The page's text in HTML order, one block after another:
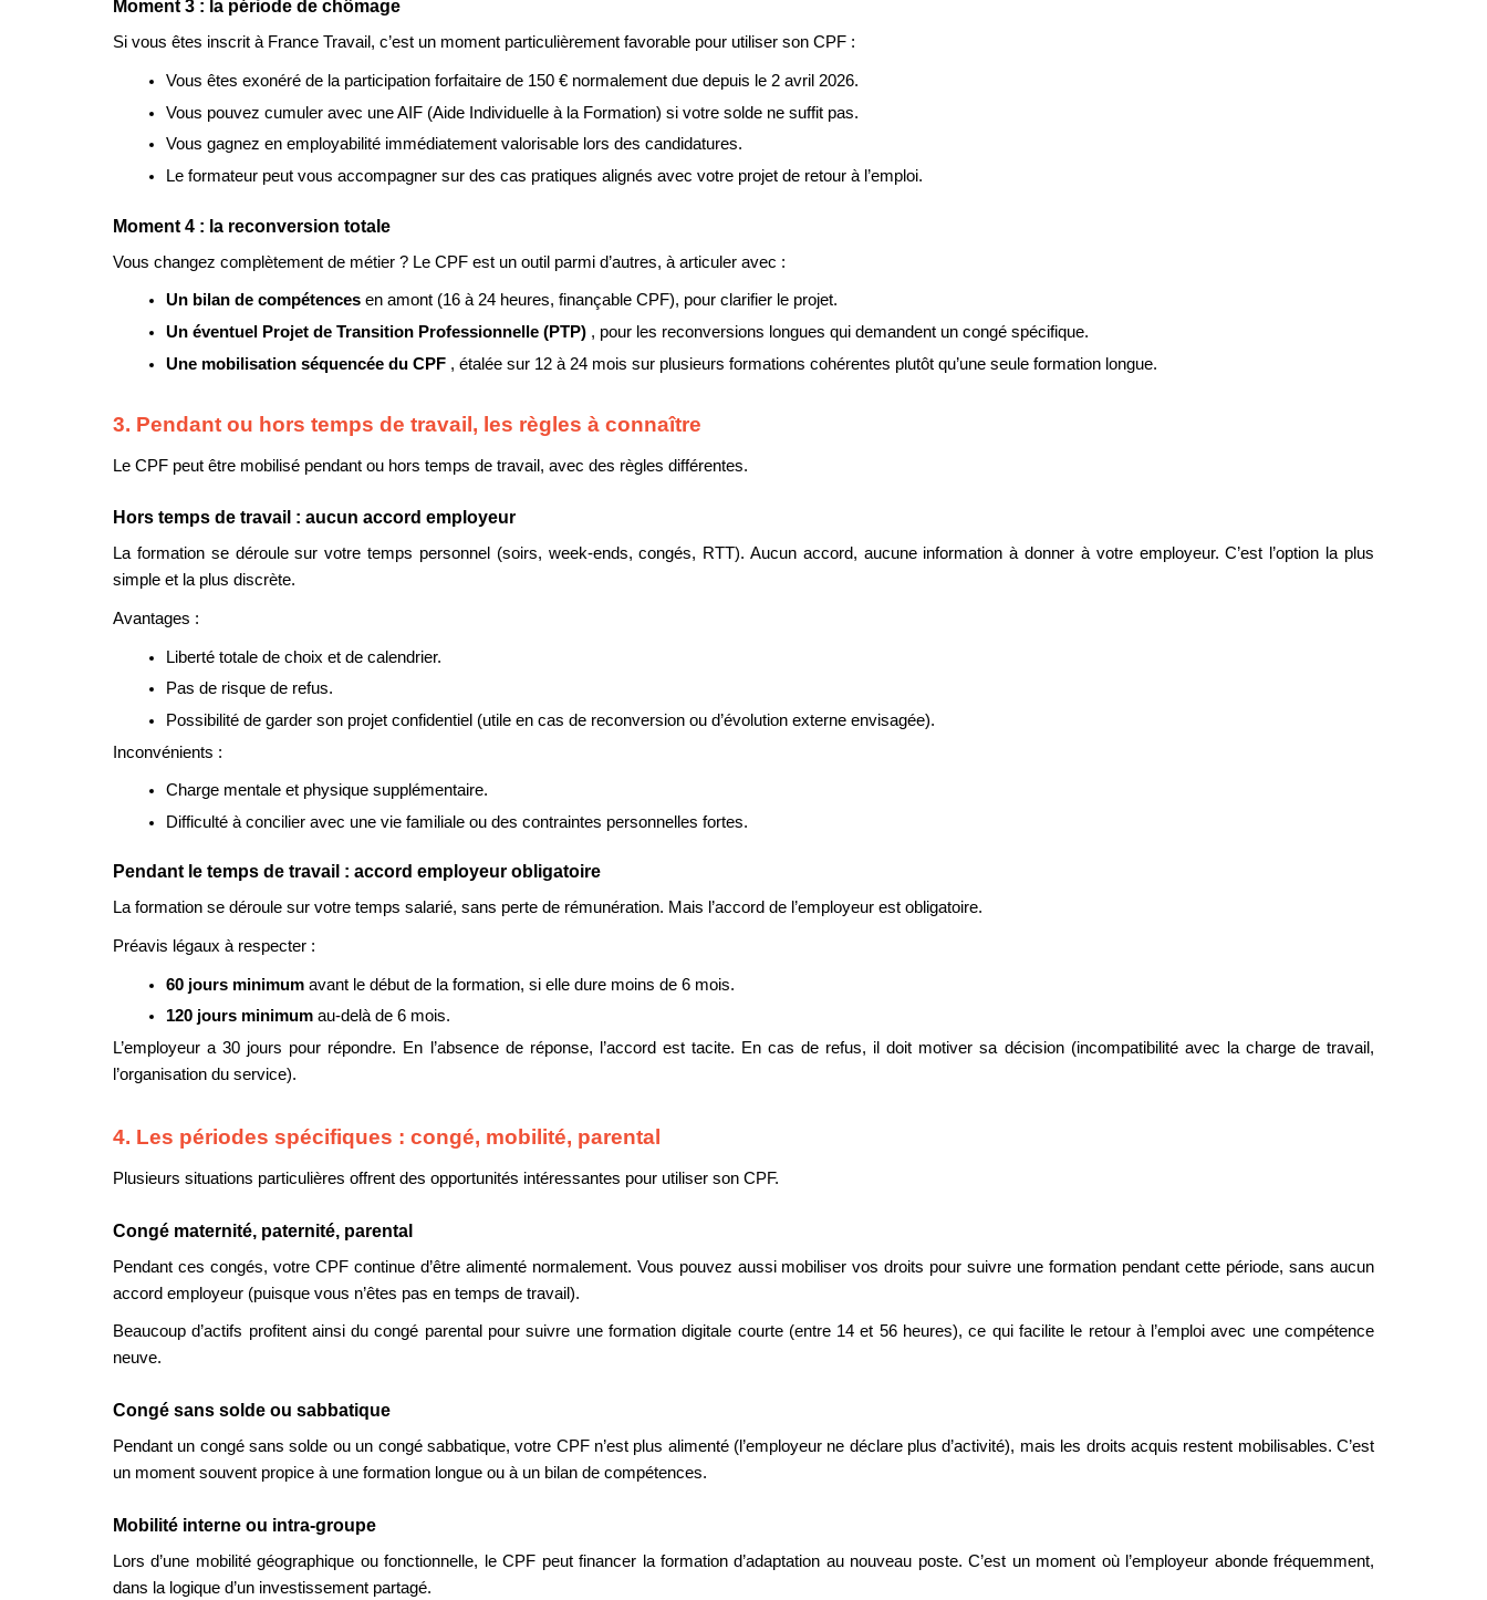
Moment 3 : la période de chômage
Si vous êtes inscrit à France Travail, c’est un moment particulièrement favorable pour utiliser son CPF :
Vous êtes exonéré de la participation forfaitaire de 150 € normalement due depuis le 2 avril 2026.
Vous pouvez cumuler avec une AIF (Aide Individuelle à la Formation) si votre solde ne suffit pas.
Vous gagnez en employabilité immédiatement valorisable lors des candidatures.
Le formateur peut vous accompagner sur des cas pratiques alignés avec votre projet de retour à l’emploi.
Moment 4 : la reconversion totale
Vous changez complètement de métier ? Le CPF est un outil parmi d’autres, à articuler avec :
Un bilan de compétences en amont (16 à 24 heures, finançable CPF), pour clarifier le projet.
Un éventuel Projet de Transition Professionnelle (PTP) , pour les reconversions longues qui demandent un congé spécifique.
Une mobilisation séquencée du CPF , étalée sur 12 à 24 mois sur plusieurs formations cohérentes plutôt qu’une seule formation longue.
3. Pendant ou hors temps de travail, les règles à connaître
Le CPF peut être mobilisé pendant ou hors temps de travail, avec des règles différentes.
Hors temps de travail : aucun accord employeur
La formation se déroule sur votre temps personnel (soirs, week-ends, congés, RTT). Aucun accord, aucune information à donner à votre employeur. C’est l’option la plus
simple et la plus discrète.
Avantages :
Liberté totale de choix et de calendrier.
Pas de risque de refus.
Possibilité de garder son projet confidentiel (utile en cas de reconversion ou d’évolution externe envisagée).
Inconvénients :
Charge mentale et physique supplémentaire.
Difficulté à concilier avec une vie familiale ou des contraintes personnelles fortes.
Pendant le temps de travail : accord employeur obligatoire
La formation se déroule sur votre temps salarié, sans perte de rémunération. Mais l’accord de l’employeur est obligatoire.
Préavis légaux à respecter :
60 jours minimum avant le début de la formation, si elle dure moins de 6 mois.
120 jours minimum au-delà de 6 mois.
L’employeur a 30 jours pour répondre. En l’absence de réponse, l’accord est tacite. En cas de refus, il doit motiver sa décision (incompatibilité avec la charge de travail,
l’organisation du service).
4. Les périodes spécifiques : congé, mobilité, parental
Plusieurs situations particulières offrent des opportunités intéressantes pour utiliser son CPF.
Congé maternité, paternité, parental
Pendant ces congés, votre CPF continue d’être alimenté normalement. Vous pouvez aussi mobiliser vos droits pour suivre une formation pendant cette période, sans aucun
accord employeur (puisque vous n’êtes pas en temps de travail).
Beaucoup d’actifs profitent ainsi du congé parental pour suivre une formation digitale courte (entre 14 et 56 heures), ce qui facilite le retour à l’emploi avec une compétence
neuve.
Congé sans solde ou sabbatique
Pendant un congé sans solde ou un congé sabbatique, votre CPF n’est plus alimenté (l’employeur ne déclare plus d’activité), mais les droits acquis restent mobilisables. C’est
un moment souvent propice à une formation longue ou à un bilan de compétences.
Mobilité interne ou intra-groupe
Lors d’une mobilité géographique ou fonctionnelle, le CPF peut financer la formation d’adaptation au nouveau poste. C’est un moment où l’employeur abonde fréquemment,
dans la logique d’un investissement partagé.